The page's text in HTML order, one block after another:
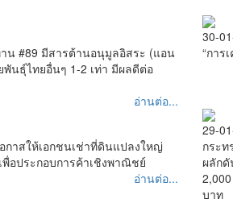
น #89 มีสารต้านอนุมูลอิสระ (แอน
นธุ์ไทยอื่นๆ 1-2 เท่า มีผลดีต่อ
อ่านต่อ...
30-
“การ
กาสให้เอกชนเช่าที่ดินแปลงใหญ่
พื่อประกอบการค้าเชิงพาณิชย์
อ่านต่อ...
29-
กระท
ผลัก
บาท